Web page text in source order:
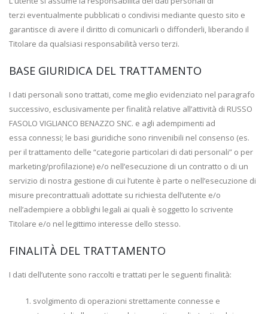
terzi eventualmente pubblicati o condivisi mediante questo sito e
garantisce di avere il diritto di comunicarli o diffonderli, liberando il
Titolare da qualsiasi responsabilità verso terzi.
BASE GIURIDICA DEL TRATTAMENTO
I dati personali sono trattati, come meglio evidenziato nel paragrafo
successivo, esclusivamente per finalità relative all’attività di RUSSO
FASOLO VIGLIANCO BENAZZO SNC. e agli adempimenti ad
essa connessi; le basi giuridiche sono rinvenibili nel consenso (es.
per il trattamento delle “categorie particolari di dati personali” o per
marketing/profilazione) e/o nell’esecuzione di un contratto o di un
servizio di nostra gestione di cui l’utente è parte o nell’esecuzione di
misure precontrattuali adottate su richiesta dell’utente e/o
nell’adempiere a obblighi legali ai quali è soggetto lo scrivente
Titolare e/o nel legittimo interesse dello stesso.
FINALITÀ DEL TRATTAMENTO
I dati dell’utente sono raccolti e trattati per le seguenti finalità:
svolgimento di operazioni strettamente connesse e